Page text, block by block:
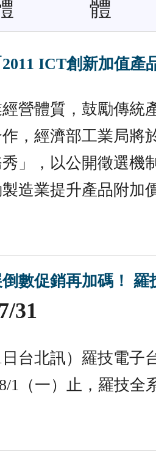
體
ICT創新加值產
營體質，鼓勵傳統
，經濟部工業局將
」，以公開徵選機
造業提升產品附加
數促銷再加碼！
31
日台北訊）羅技電
1（一）止，羅技全